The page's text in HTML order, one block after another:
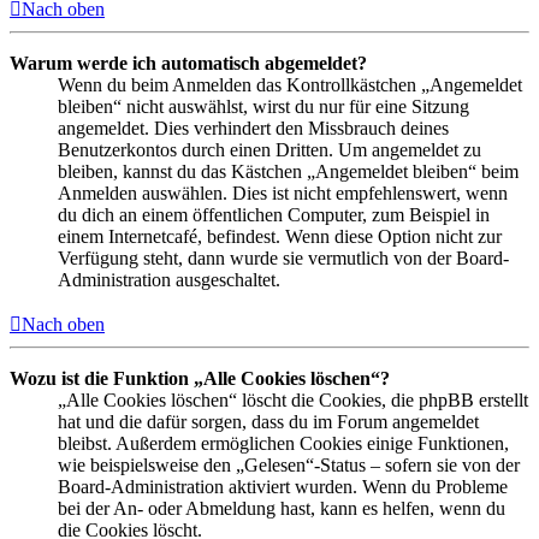
Nach oben
Warum werde ich automatisch abgemeldet?
Wenn du beim Anmelden das Kontrollkästchen „Angemeldet
bleiben“ nicht auswählst, wirst du nur für eine Sitzung
angemeldet. Dies verhindert den Missbrauch deines
Benutzerkontos durch einen Dritten. Um angemeldet zu
bleiben, kannst du das Kästchen „Angemeldet bleiben“ beim
Anmelden auswählen. Dies ist nicht empfehlenswert, wenn
du dich an einem öffentlichen Computer, zum Beispiel in
einem Internetcafé, befindest. Wenn diese Option nicht zur
Verfügung steht, dann wurde sie vermutlich von der Board-
Administration ausgeschaltet.
Nach oben
Wozu ist die Funktion „Alle Cookies löschen“?
„Alle Cookies löschen“ löscht die Cookies, die phpBB erstellt
hat und die dafür sorgen, dass du im Forum angemeldet
bleibst. Außerdem ermöglichen Cookies einige Funktionen,
wie beispielsweise den „Gelesen“-Status – sofern sie von der
Board-Administration aktiviert wurden. Wenn du Probleme
bei der An- oder Abmeldung hast, kann es helfen, wenn du
die Cookies löscht.